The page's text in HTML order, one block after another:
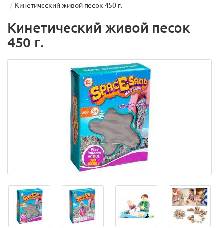
Кинетический живой песок 450 г.
Кинетический живой песок
450 г.